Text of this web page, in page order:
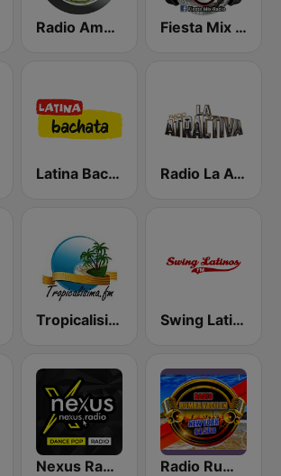
Radio America Latina Fiesta Mix Radio
Latina Bachata Radio La Atractiva
Tropicalisima.fm - Merengue Swing Latino FM
Nexus Radio Dance Radio Rumba Vacilon